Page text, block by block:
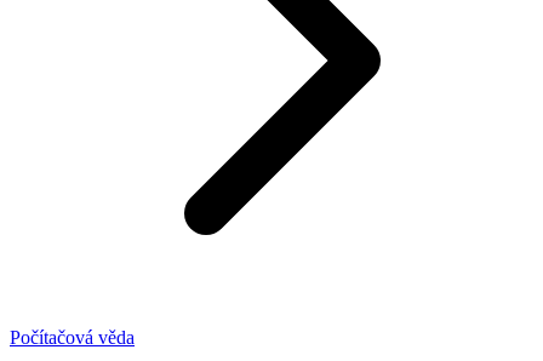
Počítačová věda